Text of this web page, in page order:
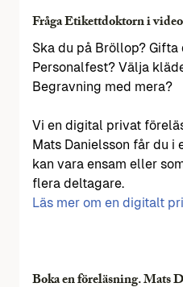
Fråga Etikettdoktorn i
Ska du på Bröllop?
Personalfest? Välja
Begravning med mera?
Vi en digital privat
Mats Danielsson får du i
kan vara ensam eller
flera deltagare.
Läs mer om en digitalt
Boka en föreläsning. Mats